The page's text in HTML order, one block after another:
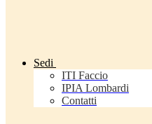
Sedi
ITI Faccio
IPIA Lombardi
Contatti